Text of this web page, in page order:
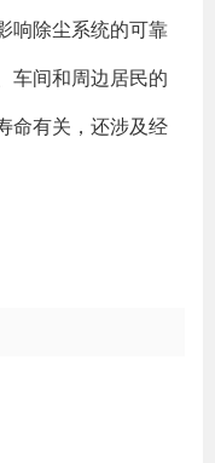
响除尘系统的可靠
车间和周边居民的
命有关，还涉及经